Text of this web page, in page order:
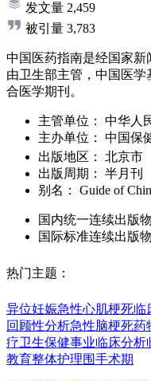
发文量 2,459
被引量 3,783
中国医药指南是经国家新
由卫生部主管，中国医
合医学期刊。
主管单位：
中华人
主办单位：
中国保
出版地区：
北京市
出版周期：
半月刊
别名：
Guide of
国内统一连续出版物
国际标准连续出版
热门主题：
异位妊娠急性心肌梗死临
回顾性分析急性脑梗死药
疗卫生保健事业临床分析
教育整体护理围手术期